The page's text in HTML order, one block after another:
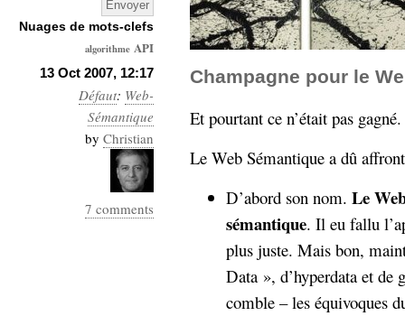
13 Oct 2007, 12:17
Défaut: Web-
Sémantique
by Christian
7 comments
Champagne pour le
Et pourtant ce n’était pas gagné.
Le Web Sémantique a dû
D’abord son nom. Le
sémantique. Il eu fallu
plus juste. Mais bon,
Data », d’hyperdata et de
comble – les équivoques
Nuages de mots-clefs
algorithme API
Architecture
Ars-
Industrialis
business_model
cinéma
Cloud